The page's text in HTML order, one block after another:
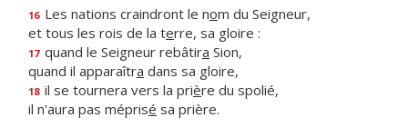
16 Les nations craindront le nom du Seigneur,
et tous les rois de la terre, sa gloire :
17 quand le Seigneur rebâtira Sion,
quand il apparaîtra dans sa gloire,
18 il se tournera vers la prière du spolié,
il n'aura pas méprisé sa prière.